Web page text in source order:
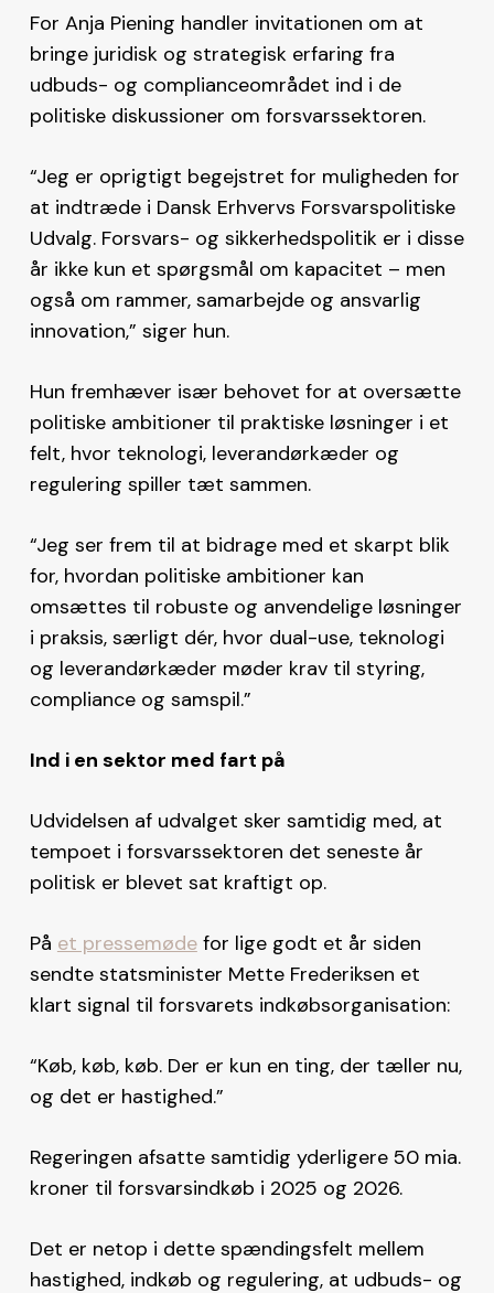
For Anja Piening handler invitationen om at
bringe juridisk og strategisk erfaring fra
udbuds- og complianceområdet ind i de
politiske diskussioner om forsvarssektoren.
“Jeg er oprigtigt begejstret for muligheden for
at indtræde i Dansk Erhvervs Forsvarspolitiske
Udvalg. Forsvars- og sikkerhedspolitik er i disse
år ikke kun et spørgsmål om kapacitet – men
også om rammer, samarbejde og ansvarlig
innovation,” siger hun.
Hun fremhæver især behovet for at oversætte
politiske ambitioner til praktiske løsninger i et
felt, hvor teknologi, leverandørkæder og
regulering spiller tæt sammen.
“Jeg ser frem til at bidrage med et skarpt blik
for, hvordan politiske ambitioner kan
omsættes til robuste og anvendelige løsninger
i praksis, særligt dér, hvor dual-use, teknologi
og leverandørkæder møder krav til styring,
compliance og samspil.”
Ind i en sektor med fart på
Udvidelsen af udvalget sker samtidig med, at
tempoet i forsvarssektoren det seneste år
politisk er blevet sat kraftigt op.
På et pressemødefor lige godt et år siden
sendte statsminister Mette Frederiksen et
klart signal til forsvarets indkøbsorganisation:
“Køb, køb, køb. Der er kun en ting, der tæller nu,
og det er hastighed.”
Regeringen afsatte samtidig yderligere 50 mia.
kroner til forsvarsindkøb i 2025 og 2026.
Det er netop i dette spændingsfelt mellem
hastighed, indkøb og regulering, at udbuds- og